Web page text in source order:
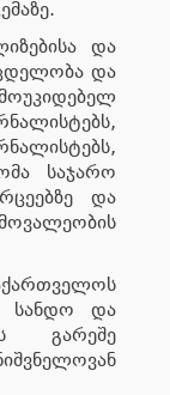
და
და
საჯარო
და
სანდო და
გარეშე